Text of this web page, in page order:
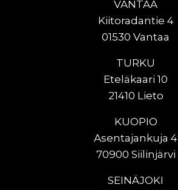
VANTAA
Kiitoradantie 4
01530 Vantaa
TURKU
Eteläkaari 10
21410 Lieto
KUOPIO
Asentajankuja 4
70900 Siilinjärvi
SEINÄJOKI